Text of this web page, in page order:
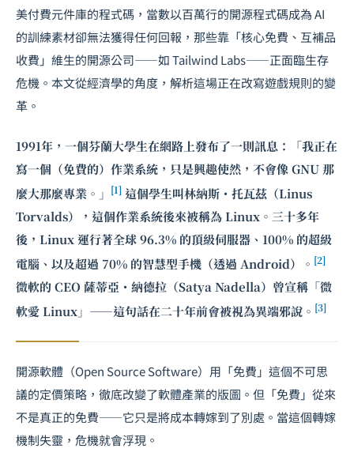
美付費元件庫的程式碼，當數以百萬行的開源程式碼成為 AI
的訓練素材卻無法獲得任何回報，那些靠「核心免費、互補品
收費」維生的開源公司——如 Tailwind Labs——正面臨生存
危機。本文從經濟學的角度，解析這場正在改寫遊戲規則的變
革。
1991年，一個芬蘭大學生在網路上發布了一則訊息：「我正在
寫一個（免費的）作業系統，只是興趣使然，不會像 GNU 那
麼大那麼專業。」 [1] 這個學生叫林納斯・托瓦茲（Linus
Torvalds），這個作業系統後來被稱為 Linux。三十多年
後，Linux 運行著全球 96.3% 的頂級伺服器、100% 的超級
電腦、以及超過 70% 的智慧型手機（透過 Android）。 [2]
微軟的 CEO 薩蒂亞・納德拉（Satya Nadella）曾宣稱「微
軟愛 Linux」——這句話在二十年前會被視為異端邪說。 [3]
開源軟體（Open Source Software）用「免費」這個不可思
議的定價策略，徹底改變了軟體產業的版圖。但「免費」從來
不是真正的免費——它只是將成本轉嫁到了別處。當這個轉嫁
機制失靈，危機就會浮現。